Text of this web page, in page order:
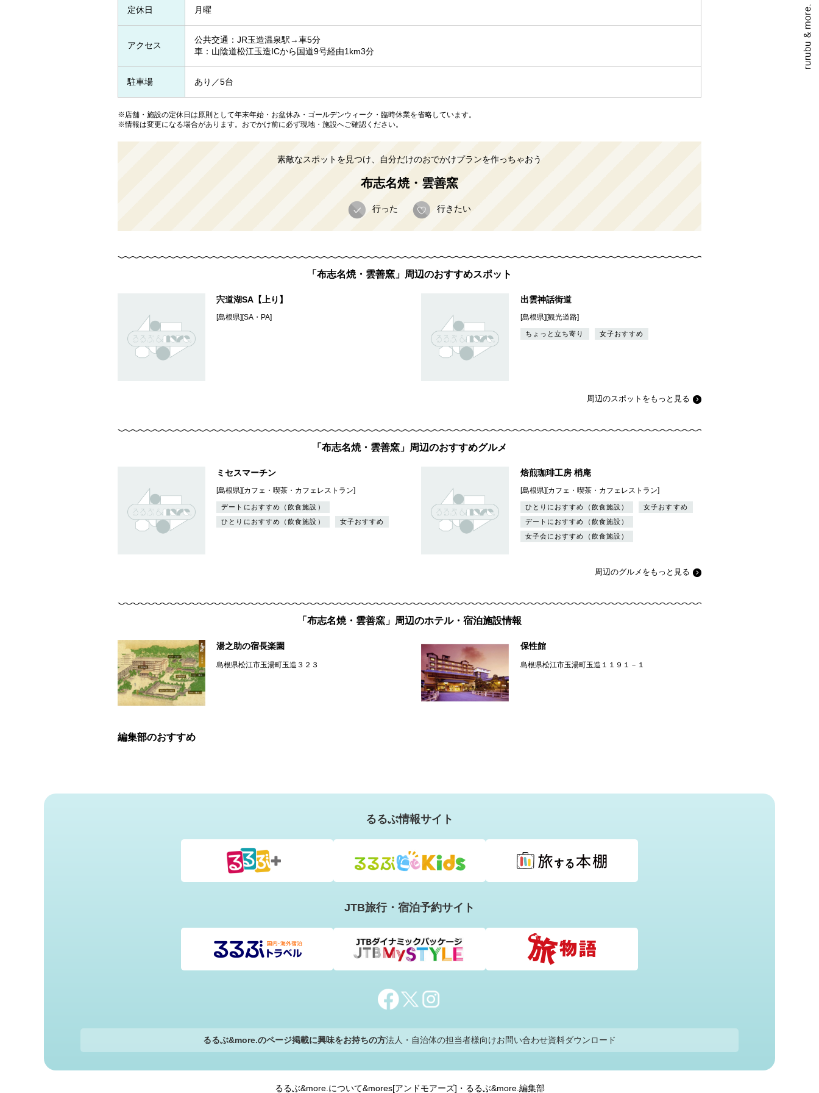
定休日 月曜
アクセス
公共交通：JR玉造温泉駅→車5分
車：山陰道松江玉造ICから国道9号経由1km3分
駐車場 あり／5台
※店舗・施設の定休日は原則として年末年始・お盆休み・ゴールデンウィーク・臨時休業を省略しています。
※情報は変更になる場合があります。おでかけ前に必ず現地・施設へご確認ください。
素敵なスポットを見つけ、自分だけのおでかけプランを作っちゃおう
布志名焼・雲善窯
行った 行きたい
「布志名焼・雲善窯」周辺のおすすめスポット
宍道湖SA【上り】
[島根県][SA・PA]
出雲神話街道
[島根県][観光道路]
ちょっと立ち寄り 女子おすすめ
周辺のスポットをもっと見る
「布志名焼・雲善窯」周辺のおすすめグルメ
ミセスマーチン
[島根県][カフェ・喫茶・カフェレストラン]
デートにおすすめ（飲食施設）
ひとりにおすすめ（飲食施設）
女子おすすめ
焙煎珈琲工房 梢庵
[島根県][カフェ・喫茶・カフェレストラン]
ひとりにおすすめ（飲食施設）
女子おすすめ
デートにおすすめ（飲食施設）
女子会におすすめ（飲食施設）
周辺のグルメをもっと見る
「布志名焼・雲善窯」周辺のホテル・宿泊施設情報
湯之助の宿長楽園
島根県松江市玉湯町玉造３２３
保性館
島根県松江市玉湯町玉造１１９１－１
編集部のおすすめ
るるぶ情報サイト
JTB旅行・宿泊予約サイト
るるぶ&more.のページ掲載に興味をお持ちの方法人・自治体の担当者様向けお問い合わせ資料ダウンロード
るるぶ&more.について&mores[アンドモアーズ]・るるぶ&more.編集部